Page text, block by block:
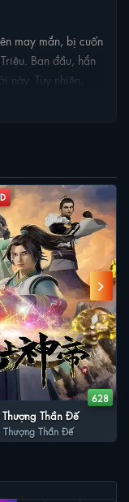
may mắn, bị cuốn
Ban đầu, hắn
này. Tuy nhiên,
đã thay đổi
628
Thượng Thần Đế
Thượng Thần Đế